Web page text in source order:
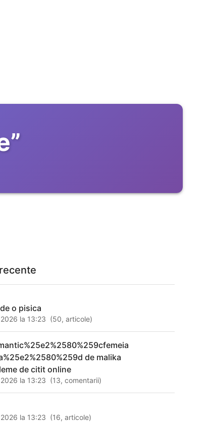
”
o pisica
la 13:23 (50,articole)
de malika
de citit online
la 13:23 (13,comentarii)
la 13:23 (16,articole)